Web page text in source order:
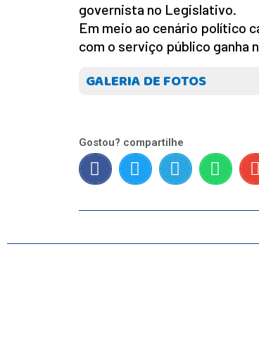
governista no Legislativo.
Em meio ao cenário político
com o serviço público ganha
GALERIA DE FOTOS
Gostou? compartilhe
BRASIL